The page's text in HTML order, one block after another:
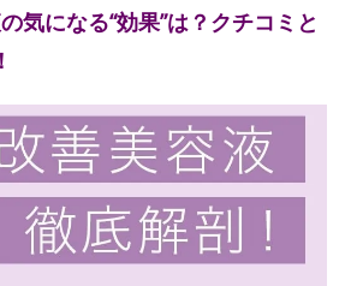
気になる“効果”は？クチコミと